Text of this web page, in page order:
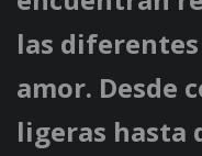
las
amor. Desde
ligeras hasta